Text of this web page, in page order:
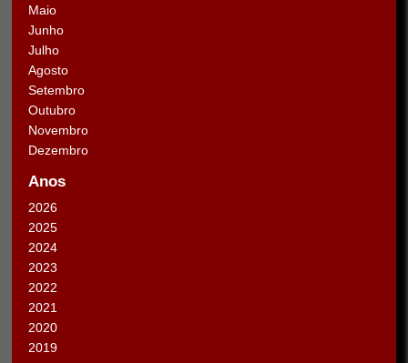
Maio
Junho
Julho
Agosto
Setembro
Outubro
Novembro
Dezembro
Anos
2026
2025
2024
2023
2022
2021
2020
2019